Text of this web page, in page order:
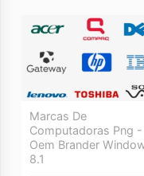
Marcas De
Computadoras Png -
Oem Brander
8.1